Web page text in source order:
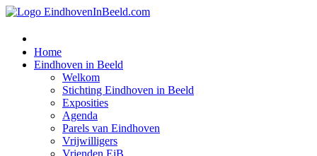
Home
Eindhoven in Beeld
Welkom
Stichting Eindhoven in Beeld
Exposities
Agenda
Parels van Eindhoven
Vrijwilligers
Vrienden EiB